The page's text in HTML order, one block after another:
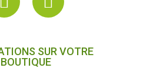
SUR VOTRE
BOUTIQUE